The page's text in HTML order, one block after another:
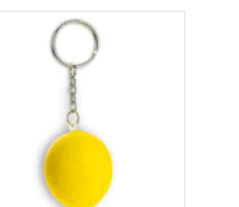
Portachiavi
antistress pera